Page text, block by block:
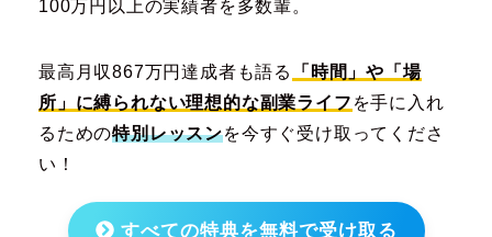
100万円以上の実績者を多数輩。
最高月収867万円達成者も語る
「時間」や「場
所」に縛られない理想的な副業ライフ を手に入れ
るための特別レッスンを今すぐ受け取ってくださ
い！
すべての特典を無料で受け取る